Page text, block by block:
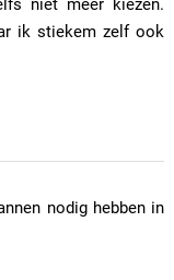
niet meer kiezen.
ik stiekem zelf ook
nodig hebben in